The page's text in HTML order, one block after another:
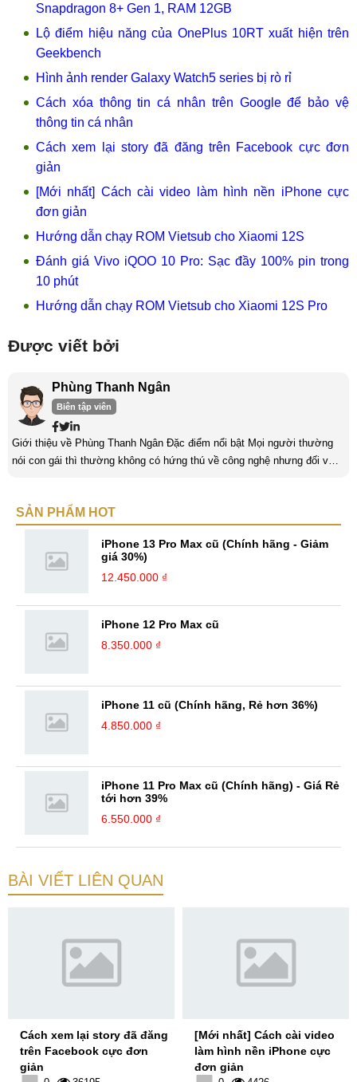
Snapdragon 8+ Gen 1, RAM 12GB
Lộ điểm hiệu năng của OnePlus 10RT xuất hiện trên
Geekbench
Hình ảnh render Galaxy Watch5 series bị rò rỉ
Cách xóa thông tin cá nhân trên Google để bảo vệ
thông tin cá nhân
Cách xem lại story đã đăng trên Facebook cực đơn
giản
[Mới nhất] Cách cài video làm hình nền iPhone cực
đơn giản
Hướng dẫn chạy ROM Vietsub cho Xiaomi 12S
Đánh giá Vivo iQOO 10 Pro: Sạc đầy 100% pin trong
10 phút
Hướng dẫn chạy ROM Vietsub cho Xiaomi 12S Pro
Được viết bởi
Phùng Thanh Ngân
Biên tập viên
Giới thiệu về Phùng Thanh Ngân Đặc điểm nổi bật Mọi người thường
nói con gái thì thường không có hứng thú về công nghệ nhưng đối với
quan trọng nhất của con gái khi làm về lĩnh vực công nghệ là phải có
SẢN PHẨM HOT
iPhone 13 Pro Max cũ (Chính hãng - Giảm
giá 30%)
12.450.000 ₫
iPhone 12 Pro Max cũ
8.350.000 ₫
iPhone 11 cũ (Chính hãng, Rẻ hơn 36%)
4.850.000 ₫
iPhone 11 Pro Max cũ (Chính hãng) - Giá Rẻ
tới hơn 39%
6.550.000 ₫
BÀI VIẾT LIÊN QUAN
Cách xem lại story đã đăng
trên Facebook cực đơn
giản
[Mới nhất] Cách cài video
làm hình nền iPhone cực
đơn giản